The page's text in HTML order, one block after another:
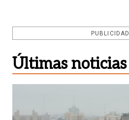
PUBLICIDAD
Últimas noticias